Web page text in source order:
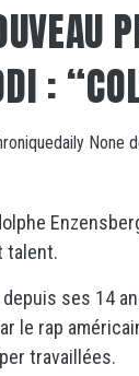
:
None
talent.
ses 14
le rap
travaillées.